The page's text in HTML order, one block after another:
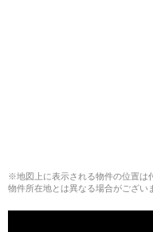
※地図上に表示される物件の位置は
物件所在地とは異なる場合がござい